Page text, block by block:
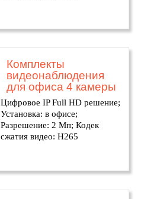
Комплекты
видеонаблюдения
для офиса 4 камеры
Цифровое IP Full HD решение;
Установка: в офисе;
Разрешение: 2 Мп; Кодек
сжатия видео: H265